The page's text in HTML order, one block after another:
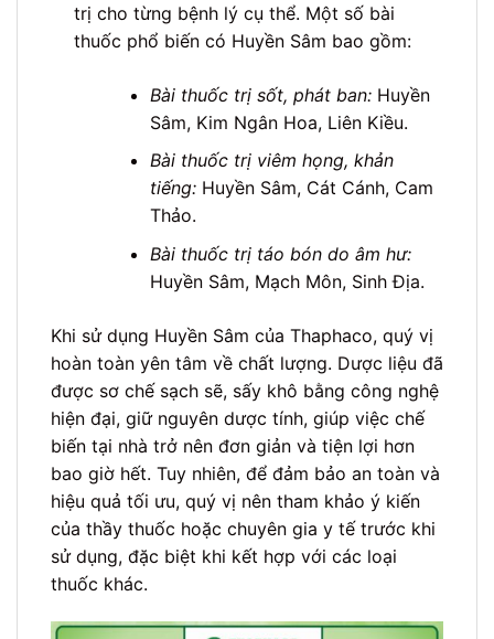
trị cho từng bệnh lý cụ thể. Một số bài
thuốc phổ biến có Huyền Sâm bao gồm:
Bài thuốc trị sốt, phát ban:Huyền
Sâm, Kim Ngân Hoa, Liên Kiều.
Bài thuốc trị viêm họng, khản
tiếng:Huyền Sâm, Cát Cánh, Cam
Thảo.
Bài thuốc trị táo bón do âm hư:
Huyền Sâm, Mạch Môn, Sinh Địa.
Khi sử dụng Huyền Sâm của Thaphaco, quý vị
hoàn toàn yên tâm về chất lượng. Dược liệu đã
được sơ chế sạch sẽ, sấy khô bằng công nghệ
hiện đại, giữ nguyên dược tính, giúp việc chế
biến tại nhà trở nên đơn giản và tiện lợi hơn
bao giờ hết. Tuy nhiên, để đảm bảo an toàn và
hiệu quả tối ưu, quý vị nên tham khảo ý kiến
của thầy thuốc hoặc chuyên gia y tế trước khi
sử dụng, đặc biệt khi kết hợp với các loại
thuốc khác.